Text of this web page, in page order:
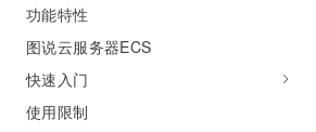
功能特性
图说云服务器ECS
快速入门
使用限制
计算
容器
互联网应用开发
大数据